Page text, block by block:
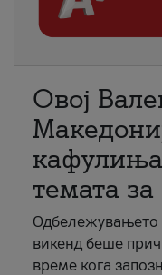
Овој
кафулиња
темата
Одбележувањето
викенд беше
време кога